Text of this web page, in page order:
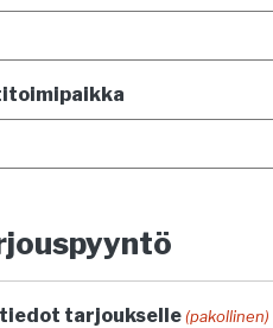
tarjoukselle (pakollinen)